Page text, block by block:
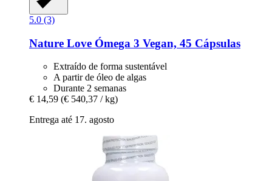
5.0 (3)
Nature Love Ómega 3 Vegan, 45 Cápsulas
Extraído de forma sustentável
A partir de óleo de algas
Durante 2 semanas
€ 14,59 (€ 540,37 / kg)
Entrega até 17. agosto